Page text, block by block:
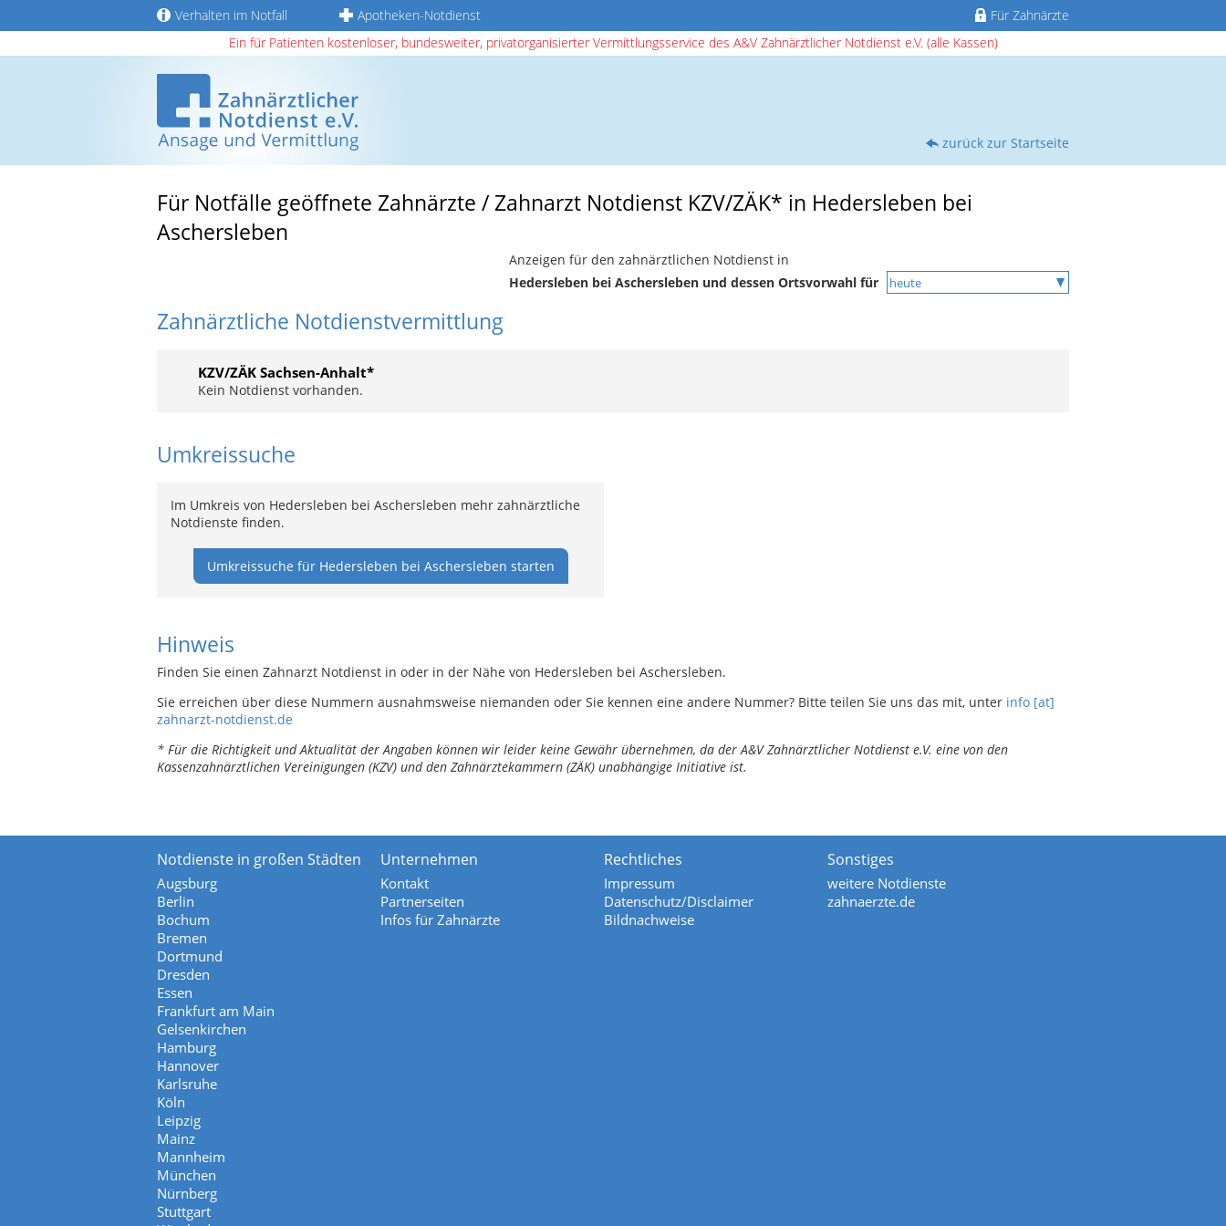
Verhalten im Notfall Apotheken-Notdienst
Für Zahnärzte
Ein für Patienten kostenloser, bundesweiter, privatorganisierter Vermittlungsservice des A&V Zahnärztlicher Notdienst e.V. (alle Kassen)
zurück zur Startseite
Für Notfälle geöffnete Zahnärzte / Zahnarzt Notdienst KZV/ZÄK* in Hedersleben bei
Aschersleben
Anzeigen für den zahnärztlichen Notdienst in
Hedersleben bei Aschersleben und dessen Ortsvorwahl für
Zahnärztliche Notdienstvermittlung
KZV/ZÄK Sachsen-Anhalt*
Kein Notdienst vorhanden.
Umkreissuche
Im Umkreis von Hedersleben bei Aschersleben mehr zahnärztliche
Notdienste finden.
Umkreissuche für Hedersleben bei Aschersleben starten
Hinweis
Finden Sie einen Zahnarzt Notdienst in oder in der Nähe von Hedersleben bei Aschersleben.
Sie erreichen über diese Nummern ausnahmsweise niemanden oder Sie kennen eine andere Nummer? Bitte teilen Sie uns das mit, unter info [at]
zahnarzt-notdienst.de
* Für die Richtigkeit und Aktualität der Angaben können wir leider keine Gewähr übernehmen, da der A&V Zahnärztlicher Notdienst e.V. eine von den
Kassenzahnärztlichen Vereinigungen (KZV) und den Zahnärztekammern (ZÄK) unabhängige Initiative ist.
Notdienste in großen Städten
Augsburg
Berlin
Bochum
Bremen
Dortmund
Dresden
Essen
Frankfurt am Main
Gelsenkirchen
Hamburg
Hannover
Karlsruhe
Köln
Leipzig
Mainz
Mannheim
München
Nürnberg
Stuttgart
Unternehmen
Kontakt
Partnerseiten
Infos für Zahnärzte
Rechtliches
Impressum
Datenschutz/Disclaimer
Bildnachweise
Sonstiges
weitere Notdienste
zahnaerzte.de